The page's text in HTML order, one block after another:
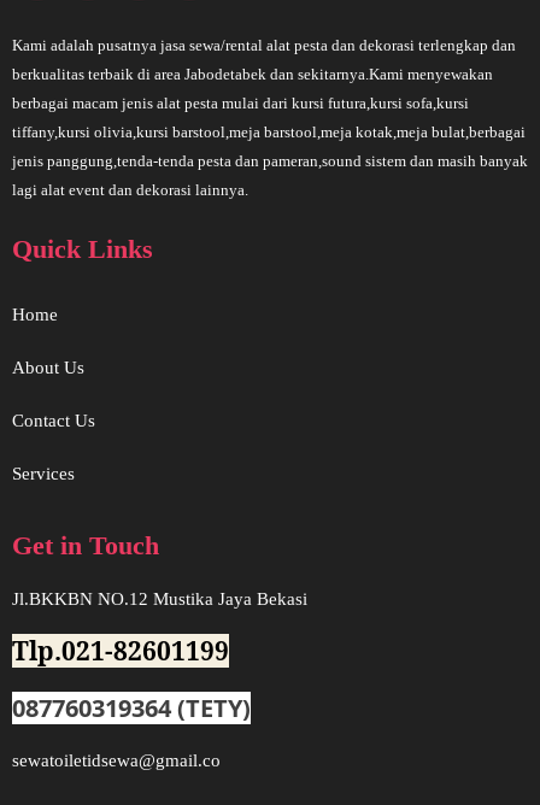
Kami adalah pusatnya jasa sewa/rental alat pesta dan dekorasi terlengkap dan
berkualitas terbaik di area Jabodetabek dan sekitarnya.Kami menyewakan
berbagai macam jenis alat pesta mulai dari kursi futura,kursi sofa,kursi
tiffany,kursi olivia,kursi barstool,meja barstool,meja kotak,meja bulat,berbagai
jenis panggung,tenda-tenda pesta dan pameran,sound sistem dan masih banyak
lagi alat event dan dekorasi lainnya.
Quick Links
Home
About Us
Contact Us
Services
Get in Touch
Jl.BKKBN NO.12 Mustika Jaya Bekasi
Tlp.021-82601199
087760319364 (TETY)
sewatoiletidsewa@gmail.co